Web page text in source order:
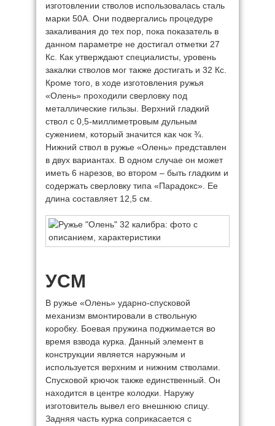
изготовлении стволов использовалась сталь
марки 50А. Они подвергались процедуре
закаливания до тех пор, пока показатель в
данном параметре не достигал отметки 27
Кс. Как утверждают специалисты, уровень
закалки стволов мог также достигать и 32 Кс.
Кроме того, в ходе изготовления ружья
«Олень» проходили сверловку под
металлические гильзы. Верхний гладкий
ствол с 0,5-миллиметровым дульным
сужением, который значится как чок ¾.
Нижний ствол в ружье «Олень» представлен
в двух вариантах. В одном случае он может
иметь 6 нарезов, во втором – быть гладким и
содержать сверловку типа «Парадокс». Ее
длина составляет 12,5 см.
УСМ
В ружье «Олень» ударно-спусковой
механизм вмонтировали в ствольную
коробку. Боевая пружина поджимается во
время взвода курка. Данный элемент в
конструкции является наружным и
используется верхним и нижним стволами.
Спусковой крючок также единственный. Он
находится в центре колодки. Наружу
изготовитель вывел его внешнюю спицу.
Задняя часть курка соприкасается с